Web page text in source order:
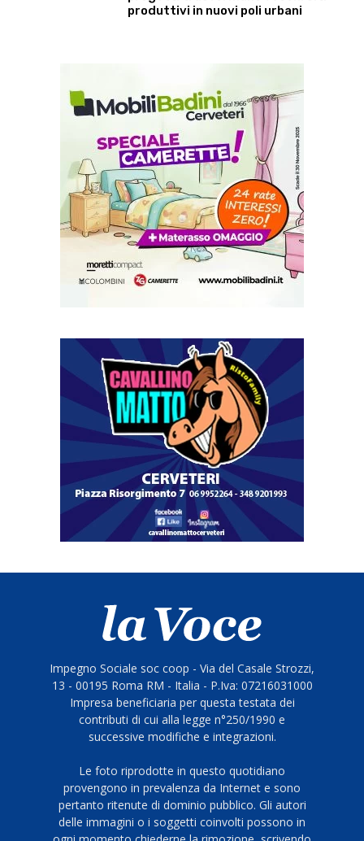
produttivi in nuovi poli urbani
Impegno Sociale soc coop - Via del Casale Strozzi,
13 - 00195 Roma RM - Italia - P.Iva: 07216031000
Impresa beneficiaria per questa testata dei
contributi di cui alla legge n°250/1990 e
successive modifiche e integrazioni.
Le foto riprodotte in questo quotidiano
provengono in prevalenza da Internet e sono
pertanto ritenute di dominio pubblico. Gli autori
delle immagini o i soggetti coinvolti possono in